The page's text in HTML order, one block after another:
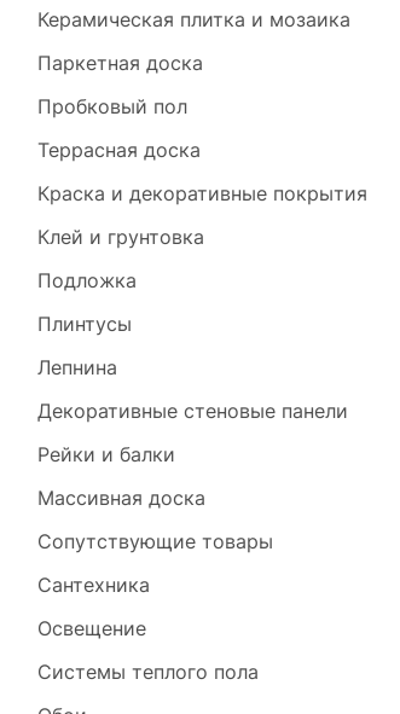
Керамическая плитка и мозаика
Паркетная доска
Пробковый пол
Террасная доска
Краска и декоративные покрытия
Клей и грунтовка
Подложка
Плинтусы
Лепнина
Декоративные стеновые панели
Рейки и балки
Массивная доска
Сопутствующие товары
Сантехника
Освещение
Системы теплого пола